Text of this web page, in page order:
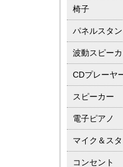
椅子
パネルスタ
波動スピー
CDプレーヤ
スピーカー
電子ピアノ
マイク＆ス
コンセント